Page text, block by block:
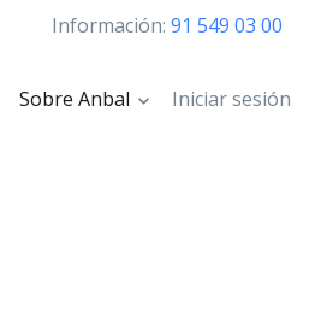
Información: 91 549 03 00
Sobre Anbal Iniciar sesión